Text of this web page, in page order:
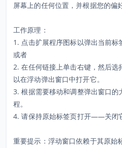
屏幕上的任何位置，并根据您的偏
工作原理：
1. 点击扩展程序图标以弹出当前标
或者
2. 在任何链接上单击右键，然后选
以在浮动弹出窗口中打开它。
3. 根据需要移动和调整弹出窗口的
程。
4. 请保持原始标签页打开——关闭
重要提示：浮动窗口依赖于其原始